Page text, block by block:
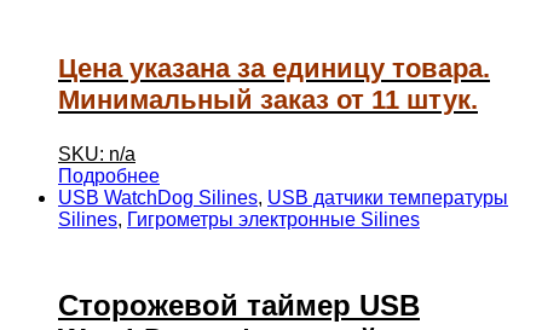
Цена указана за единицу товара.
Минимальный заказ от 11 штук.
SKU: n/a
Подробнее
USB WatchDog Silines, USB датчики температуры
Silines, Гигрометры электронные Silines
Сторожевой таймер USB